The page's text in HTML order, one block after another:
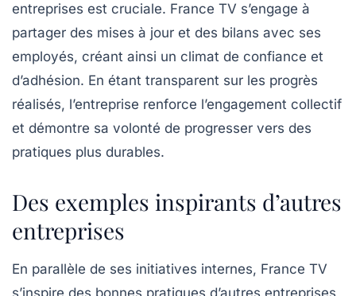
entreprises est cruciale. France TV s’engage à
partager des mises à jour et des bilans avec ses
employés, créant ainsi un climat de confiance et
d’adhésion. En étant transparent sur les progrès
réalisés, l’entreprise renforce l’engagement collectif
et démontre sa volonté de progresser vers des
pratiques plus durables.
Des exemples inspirants d’autres
entreprises
En parallèle de ses initiatives internes, France TV